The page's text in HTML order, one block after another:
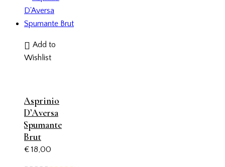
Add to
Wishlist
Asprinio
D’Aversa
Spumante
Brut
€ 18,00